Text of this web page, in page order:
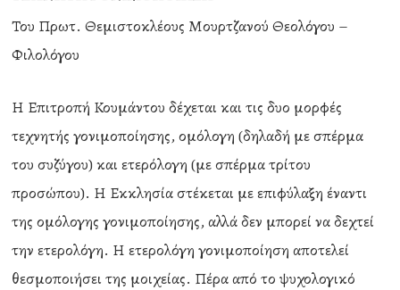
Του Πρωτ. Θεμιστοκλέους Μουρτζανού Θεολόγου –
Φιλολόγου
Η Επιτροπή Κουμάντου δέχεται και τις δυο μορφές
τεχνητής γονιμοποίησης, ομόλογη (δηλαδή με σπέρμα
του συζύγου) και ετερόλογη (με σπέρμα τρίτου
προσώπου). Η Εκκλησία στέκεται με επιφύλαξη έναντι
της ομόλογης γονιμοποίησης, αλλά δεν μπορεί να δεχτεί
την ετερολόγη. Η ετερολόγη γονιμοποίηση αποτελεί
θεσμοποιήσει της μοιχείας. Πέρα από το ψυχολογικό